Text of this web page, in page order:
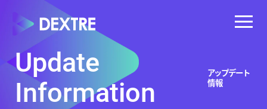
Update
Information
アップデート
情報